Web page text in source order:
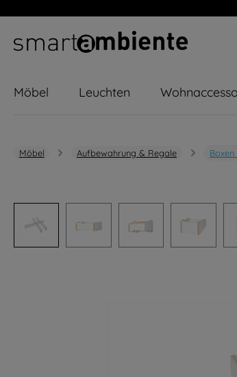
Hauptinhalt springen
Zur Suche springen
Zur Hauptnavigation springen
Möbel Leuchten
Möbel Aufbewahrung & Regale